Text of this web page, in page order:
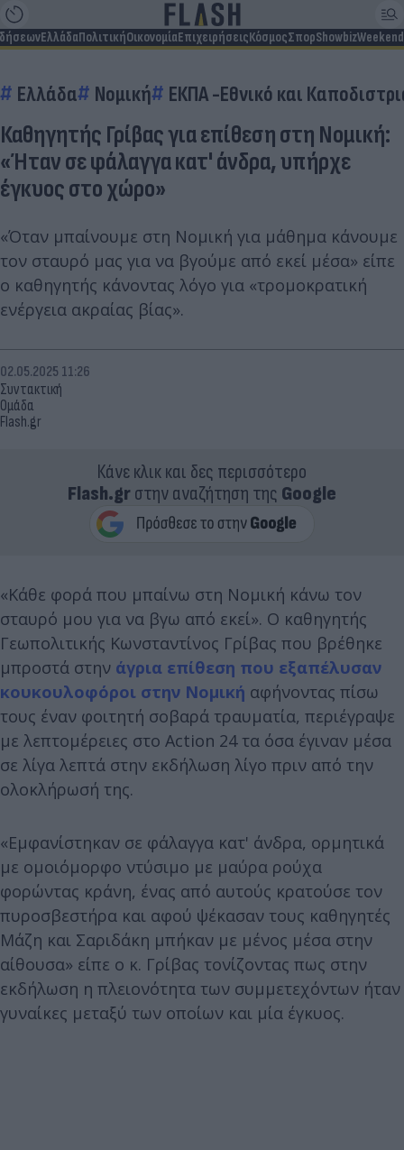
ΕλλάδαΠολιτικήΟικονομίαΕπιχειρήσειςΚόσμοςΣπορShowbizWeekend
Ελλάδα Νομική ΕΚΠΑ -Εθνικό και
Καθηγητής Γρίβας για επίθεση στη Νομική:
«Ήταν σε φάλαγγα κατ' άνδρα, υπήρχε
έγκυος στο χώρο»
«Όταν μπαίνουμε στη Νομική για μάθημα κάνουμε
τον σταυρό μας για να βγούμε από εκεί μέσα» είπε
ο καθηγητής κάνοντας λόγο για «τρομοκρατική
ενέργεια ακραίας βίας».
Συντακτική
Ομάδα
Flash.gr
02.05.2025 11:26
Κάνε κλικ και δες περισσότερο
Flash.grστην αναζήτηση της Google
«Κάθε φορά που μπαίνω στη Νομική κάνω τον
σταυρό μου για να βγω από εκεί». Ο καθηγητής
Γεωπολιτικής Κωνσταντίνος Γρίβας που βρέθηκε
μπροστά στην άγρια επίθεση που εξαπέλυσαν
κουκουλοφόροι στην Νομική αφήνοντας πίσω
τους έναν φοιτητή σοβαρά τραυματία, περιέγραψε
με λεπτομέρειες στο Action 24 τα όσα έγιναν μέσα
σε λίγα λεπτά στην εκδήλωση λίγο πριν από την
ολοκλήρωσή της.
«Εμφανίστηκαν σε φάλαγγα κατ' άνδρα, ορμητικά
με ομοιόμορφο ντύσιμο με μαύρα ρούχα
φορώντας κράνη, ένας από αυτούς κρατούσε τον
πυροσβεστήρα και αφού ψέκασαν τους καθηγητές
Μάζη και Σαριδάκη μπήκαν με μένος μέσα στην
αίθουσα» είπε ο κ. Γρίβας τονίζοντας πως στην
εκδήλωση η πλειονότητα των συμμετεχόντων ήταν
γυναίκες μεταξύ των οποίων και μία έγκυος.